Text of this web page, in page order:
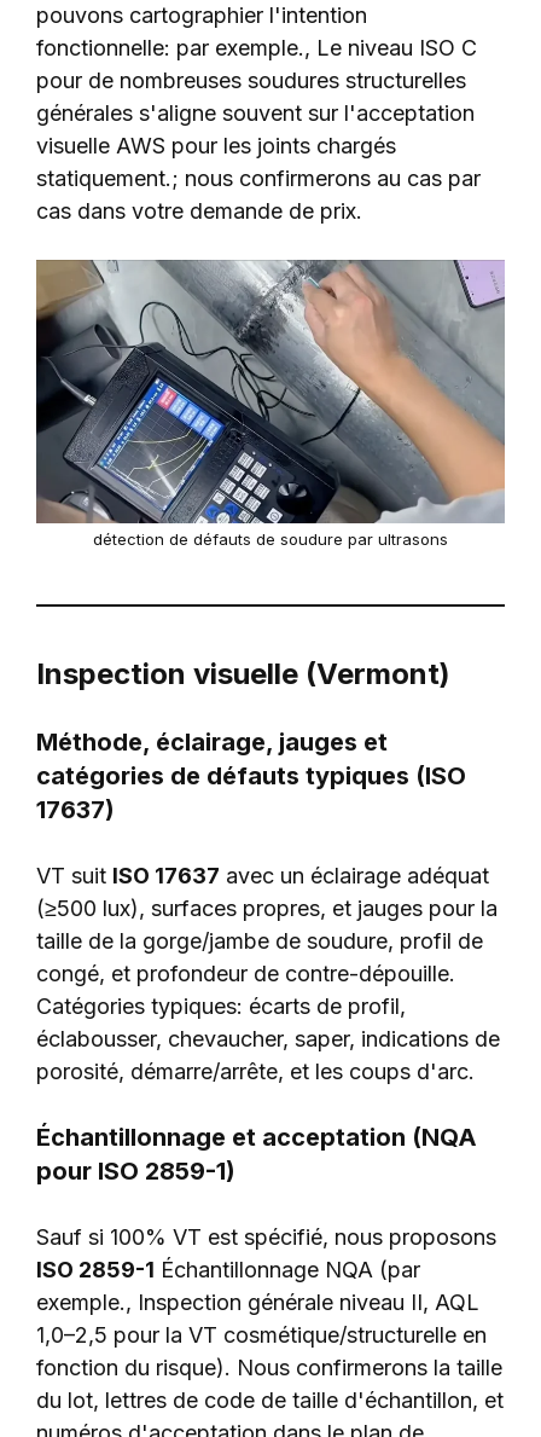
pouvons cartographier l'intention
fonctionnelle: par exemple., Le niveau ISO C
pour de nombreuses soudures structurelles
générales s'aligne souvent sur l'acceptation
visuelle AWS pour les joints chargés
statiquement.; nous confirmerons au cas par
cas dans votre demande de prix.
détection de défauts de soudure par ultrasons
Inspection visuelle (Vermont)
Méthode, éclairage, jauges et
catégories de défauts typiques (ISO
17637)
VT suit ISO 17637 avec un éclairage adéquat
(≥500 lux), surfaces propres, et jauges pour la
taille de la gorge/jambe de soudure, profil de
congé, et profondeur de contre-dépouille.
Catégories typiques: écarts de profil,
éclabousser, chevaucher, saper, indications de
porosité, démarre/arrête, et les coups d'arc.
Échantillonnage et acceptation (NQA
pour ISO 2859-1)
Sauf si 100% VT est spécifié, nous proposons
ISO 2859-1 Échantillonnage NQA (par
exemple., Inspection générale niveau II, AQL
1,0–2,5 pour la VT cosmétique/structurelle en
fonction du risque). Nous confirmerons la taille
du lot, lettres de code de taille d'échantillon, et